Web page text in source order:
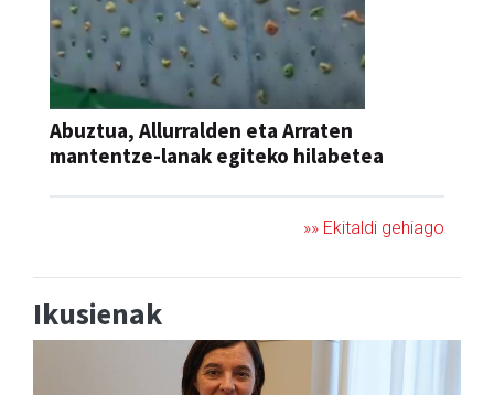
Abuztua, Allurralden eta Arraten
mantentze-lanak egiteko hilabetea
»» Ekitaldi gehiago
Ikusienak